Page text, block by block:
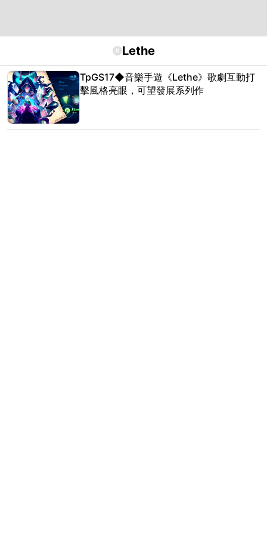
# Lethe
TpGS17◆音樂手遊《Lethe》歌劇互動打
擊風格亮眼，可望發展系列作